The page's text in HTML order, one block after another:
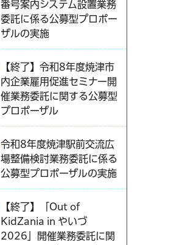
番号案内システム設置業務
委託に係る公募型プロポー
ザルの実施
【終了】令和8年度焼津市
内企業雇用促進セミナー開
催業務委託に関する公募型
プロポーザル
令和8年度焼津駅前交流広
場整備検討業務委託に係る
公募型プロポーザルの実施
【終了】「Out of
KidZania in やいづ
2026」開催業務委託に関